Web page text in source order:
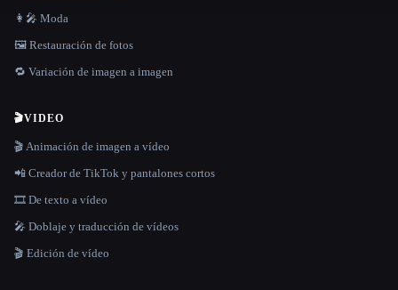
👩‍🎤 Moda
🖼️ Restauración de fotos
🔁 Variación de imagen a imagen
🎬VIDEO
🎬 Animación de imagen a vídeo
📲 Creador de TikTok y pantalones cortos
🎞️ De texto a vídeo
🎤 Doblaje y traducción de vídeos
🎬 Edición de vídeo